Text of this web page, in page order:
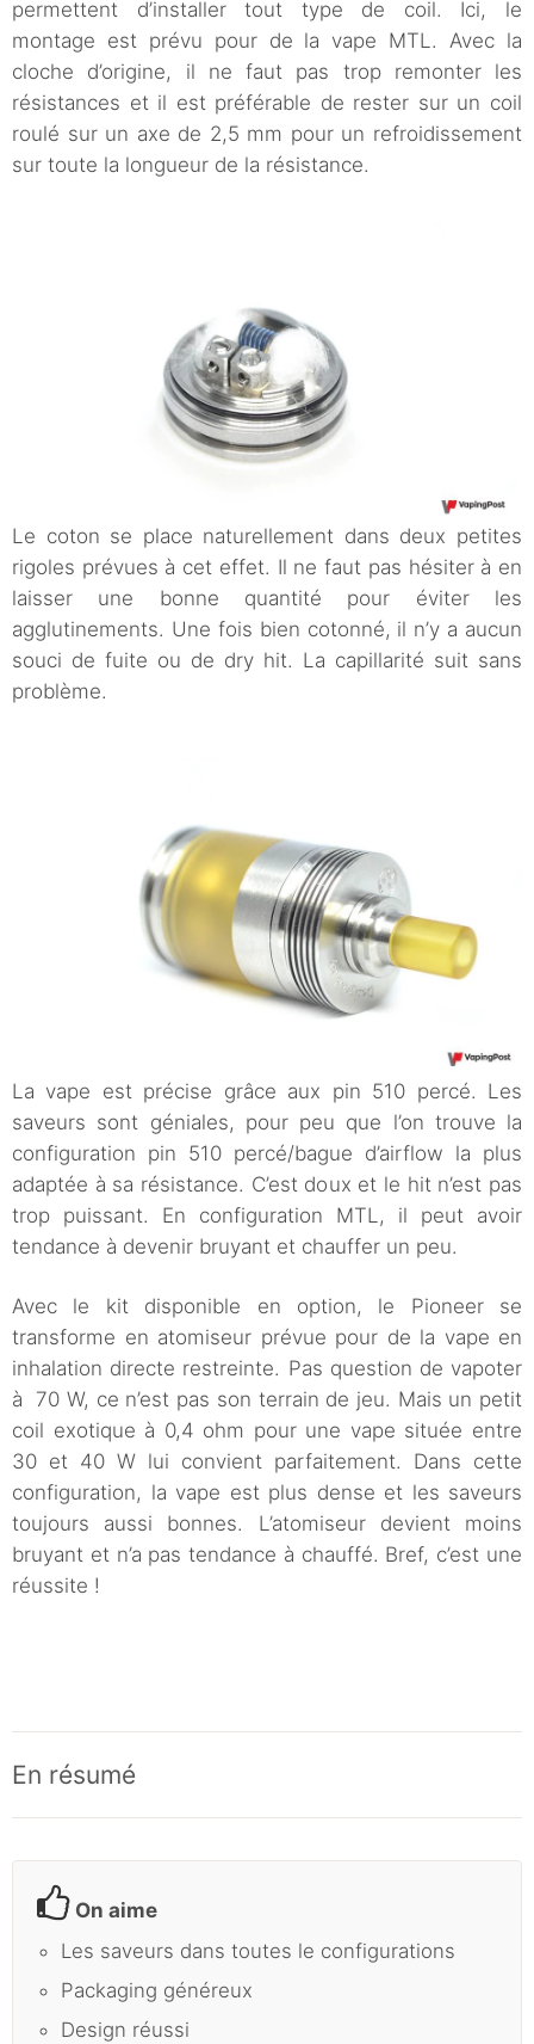
permettent d’installer tout type de coil. Ici, le
montage est prévu pour de la vape MTL. Avec la
cloche d’origine, il ne faut pas trop remonter les
résistances et il est préférable de rester sur un coil
roulé sur un axe de 2,5 mm pour un refroidissement
sur toute la longueur de la résistance.
Le coton se place naturellement dans deux petites
rigoles prévues à cet effet. Il ne faut pas hésiter à en
laisser une bonne quantité pour éviter les
agglutinements. Une fois bien cotonné, il n’y a aucun
souci de fuite ou de dry hit. La capillarité suit sans
problème.
La vape est précise grâce aux pin 510 percé. Les
saveurs sont géniales, pour peu que l’on trouve la
configuration pin 510 percé/bague d’airflow la plus
adaptée à sa résistance. C’est doux et le hit n’est pas
trop puissant. En configuration MTL, il peut avoir
tendance à devenir bruyant et chauffer un peu.
Avec le kit disponible en option, le Pioneer se
transforme en atomiseur prévue pour de la vape en
inhalation directe restreinte. Pas question de vapoter
à 70 W, ce n’est pas son terrain de jeu. Mais un petit
coil exotique à 0,4 ohm pour une vape située entre
30 et 40 W lui convient parfaitement. Dans cette
configuration, la vape est plus dense et les saveurs
toujours aussi bonnes. L’atomiseur devient moins
bruyant et n’a pas tendance à chauffé. Bref, c’est une
réussite !
En résumé
On aime
Les saveurs dans toutes le configurations
Packaging généreux
Design réussi